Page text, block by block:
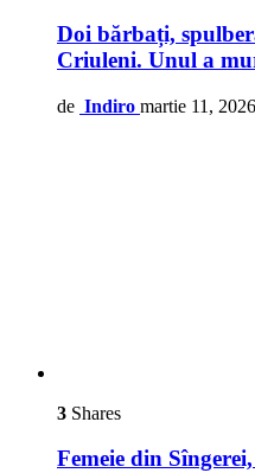
Doi bărbați,
Criuleni. Unul a
de Indiro martie 11,
3 Shares
Femeie din